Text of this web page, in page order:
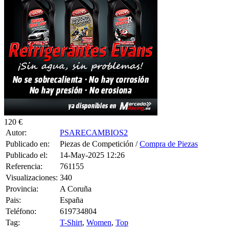
120 €
Autor:
PSARECAMBIOS2
Publicado en:
Piezas de Competición /Compra de Piezas
Publicado el:
14-May-2025 12:26
Referencia:
761155
Visualizaciones: 340
Provincia:
A Coruña
Pais:
España
Teléfono:
619734804
Tag:
T-Shirt, Women, Top